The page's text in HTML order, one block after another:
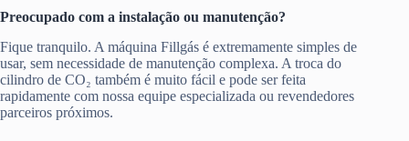
Preocupado com a instalação ou manutenção?
Fique tranquilo. A máquina Fillgás é extremamente simples de
usar, sem necessidade de manutenção complexa. A troca do
cilindro de CO₂ também é muito fácil e pode ser feita
rapidamente com nossa equipe especializada ou revendedores
parceiros próximos.